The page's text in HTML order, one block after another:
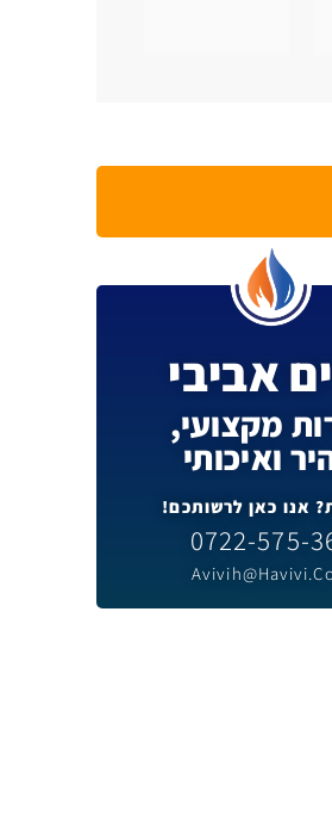
אביבי
מקצועי,
ואיכותי
אנו כאן לרשותכם!
0722-575-